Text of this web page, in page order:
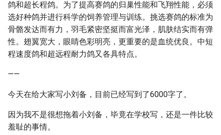
鸽和超长程鸽。为了提高赛鸽的归巢性能和飞翔性能，必须
选好种鸽并进行科学的饲养管理与训练。挑选赛鸽的标准为
骨骼发达而有力，羽毛紧密坚挺而富光泽，肌肤结实而有弹
性。翅翼宽大，眼睛色彩明亮，更重要的是血统优良。中短
程速度鸽和超远程耐力鸽又各具特点。
——
今天在给大家写小刘备，目前已经写到了6000字了。
因为我不是很想拖着小刘备，毕竟在学校写，还是一件比较
羞耻的事情。